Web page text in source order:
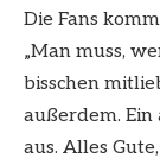
Die Fans
„Man muss,
bisschen
außerdem. Ein
aus. Alles